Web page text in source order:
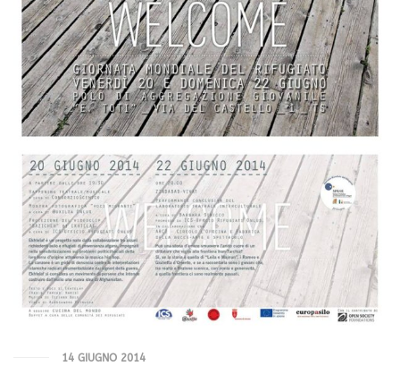
14 GIUGNO 2014